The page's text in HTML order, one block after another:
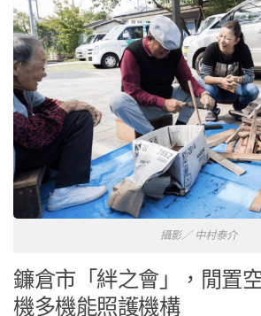
攝影／ 中村泰介
鐮倉市「絆之會」，閒置
機多機能照護機構